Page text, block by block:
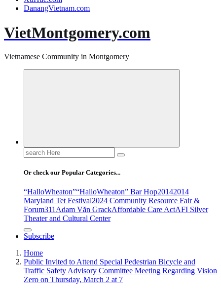
DanangVietnam.com
VietMontgomery.com
Vietnamese Community in Montgomery
Search
for:
Or check our Popular Categories...
“HalloWheaton”“HalloWheaton” Bar Hop20142014
Maryland Tet Festival2024 Community Resource Fair &
Forum311Adam Văn GrackAffordable Care ActAFI Silver
Theater and Cultural Center
Subscribe
Home
Public Invited to Attend Special Pedestrian Bicycle and
Traffic Safety Advisory Committee Meeting Regarding Vision
Zero on Thursday, March 2 at 7